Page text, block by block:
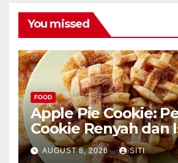
You missed
FOOD
Apple Pie Cookie:
Cookie Renyah dan
AUGUST 8, 2026 SITI